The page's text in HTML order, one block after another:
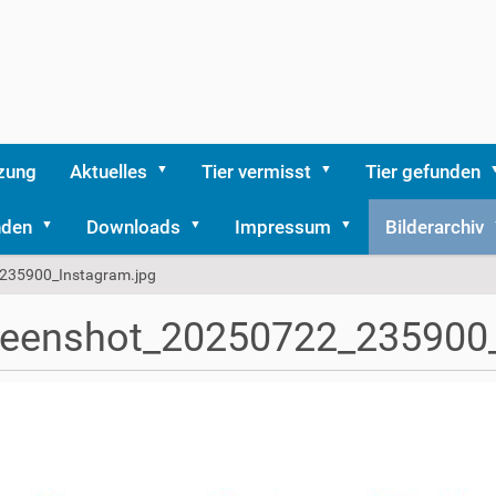
Aktuelles Tier vermisst Tier gefunden
Downloads Impressum Bilderarchiv